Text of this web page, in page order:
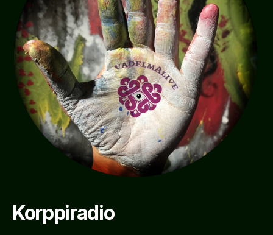
Korppiradio